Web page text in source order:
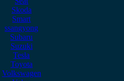
Skoda
Smart
ssangyong
Subaru
Suzuki
Tesla
Toyota
Volkswagen